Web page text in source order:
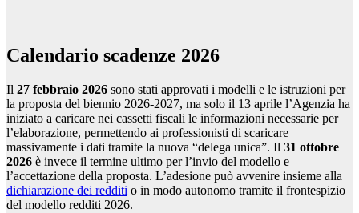
Calendario scadenze 2026
Il 27 febbraio 2026 sono stati approvati i modelli e le istruzioni per
la proposta del biennio 2026-2027, ma solo il 13 aprile l’Agenzia ha
iniziato a caricare nei cassetti fiscali le informazioni necessarie per
l’elaborazione, permettendo ai professionisti di scaricare
massivamente i dati tramite la nuova “delega unica”. Il 31 ottobre
2026 è invece il termine ultimo per l’invio del modello e
l’accettazione della proposta. L’adesione può avvenire insieme alla
dichiarazione dei redditi o in modo autonomo tramite il frontespizio
del modello redditi 2026.